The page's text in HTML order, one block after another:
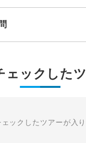
ェックした
ックしたツアーが入